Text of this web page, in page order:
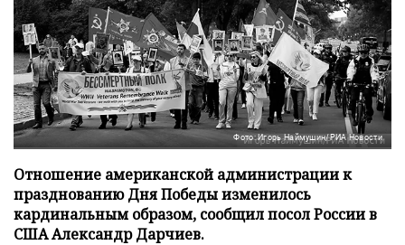
Фото: Игорь Наймушин/РИА Новости
Отношение американской администрации к
празднованию Дня Победы изменилось
кардинальным образом, сообщил посол России в
США Александр Дарчиев.